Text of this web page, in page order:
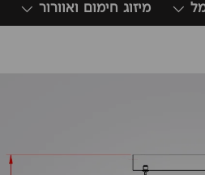
מיזוג חימום ואוורור